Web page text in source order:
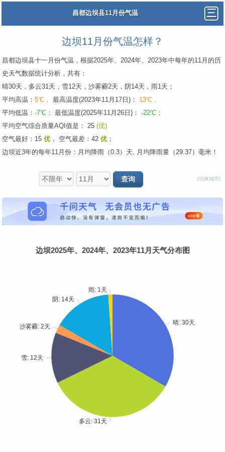
昌都边坝县11月份气温
边坝11月份气温怎样？
昌都边坝县十一月份气温，根据2025年、2024年、2023年中每年的11月的历
史天气数据统计分析，共有：
晴30天，多云31天，雪12天，沙雾霾2天，阴14天，雨1天；
平均高温： 5℃， 最高温度(2023年11月17日)： 13℃，
平均低温： -7℃； 最低温度(2025年11月26日)： -22℃；
平均空气综合质量AQI值是： 25 (优)
空气最好：15 优 ， 空气最差：42 优 ；
边坝近3年的每年11月份：月均降雨（0.3）天, 月均降雨量（29.37）毫米！
[切换城市]
边坝2025年、2024年、2023年11月天气分布图